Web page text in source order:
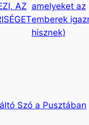
AZ amelyeket az
emberek
hisznek)
Szó a Pusztában